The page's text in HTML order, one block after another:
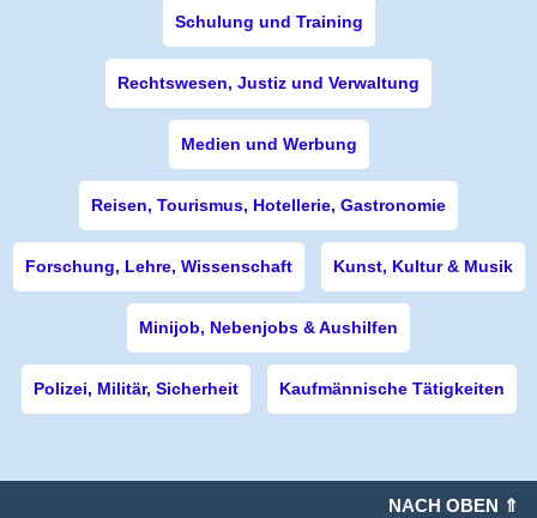
Schulung und Training
Rechtswesen, Justiz und Verwaltung
Medien und Werbung
Reisen, Tourismus, Hotellerie, Gastronomie
Forschung, Lehre, Wissenschaft Kunst, Kultur & Musik
Minijob, Nebenjobs & Aushilfen
Polizei, Militär, Sicherheit Kaufmännische Tätigkeiten
NACH OBEN ⇑